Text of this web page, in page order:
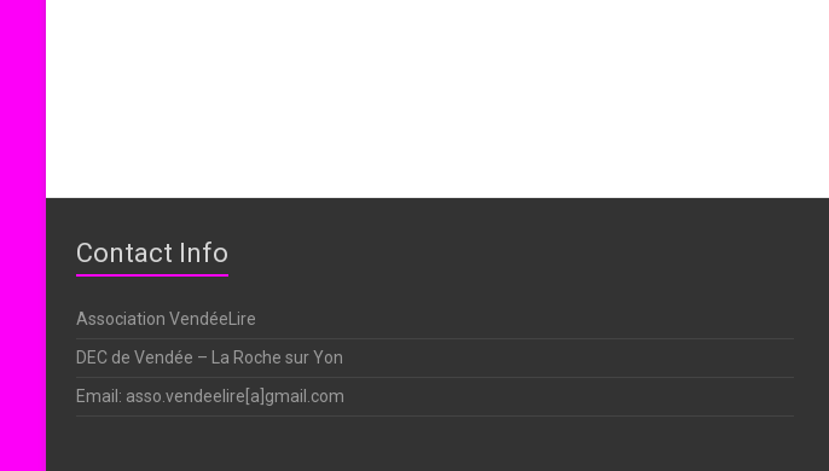
Contact Info
Association VendéeLire
DEC de Vendée – La Roche sur Yon
Email: asso.vendeelire[a]gmail.com